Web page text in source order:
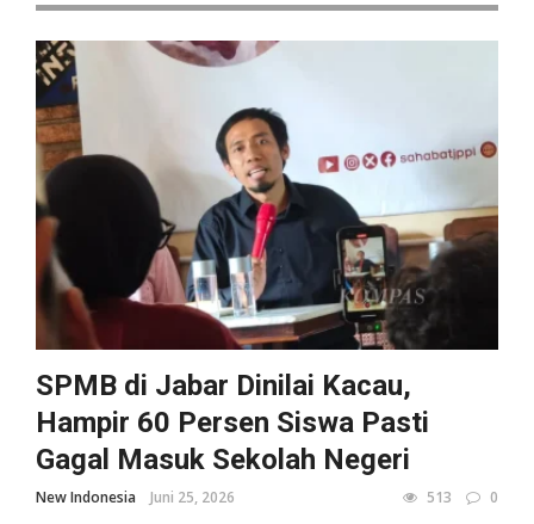
SPMB di Jabar Dinilai Kacau,
Hampir 60 Persen Siswa Pasti
Gagal Masuk Sekolah Negeri
New Indonesia Juni 25, 2026 513 0